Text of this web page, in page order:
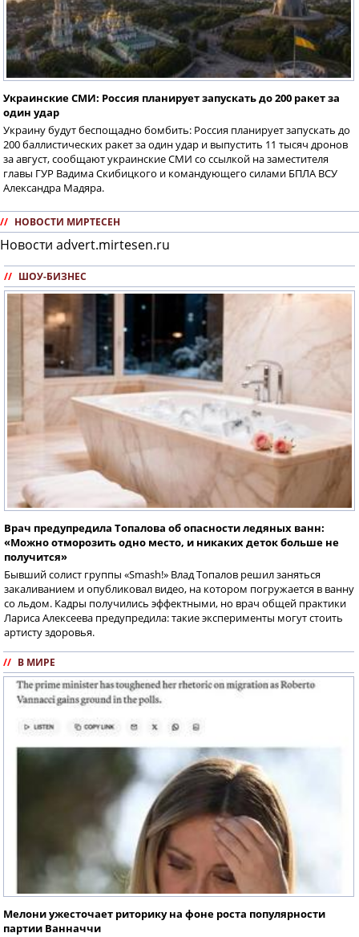
Украинские СМИ: Россия планирует запускать до 200 ракет за
один удар
Украину будут беспощадно бомбить: Россия планирует запускать до
200 баллистических ракет за один удар и выпустить 11 тысяч дронов
за август, сообщают украинские СМИ со ссылкой на заместителя
главы ГУР Вадима Скибицкого и командующего силами БПЛА ВСУ
Александра Мадяра.
// НОВОСТИ МИРТЕСЕН
Новости advert.mirtesen.ru
// ШОУ-БИЗНЕС
Врач предупредила Топалова об опасности ледяных ванн:
«Можно отморозить одно место, и никаких деток больше не
получится»
Бывший солист группы «Smash!» Влад Топалов решил заняться
закаливанием и опубликовал видео, на котором погружается в ванну
со льдом. Кадры получились эффектными, но врач общей практики
Лариса Алексеева предупредила: такие эксперименты могут стоить
артисту здоровья.
// В МИРЕ
Мелони ужесточает риторику на фоне роста популярности
партии Ванначчи